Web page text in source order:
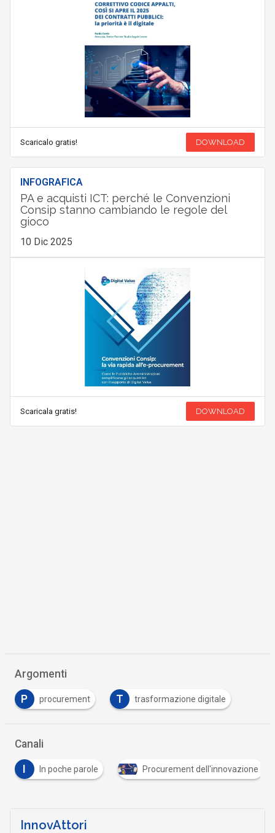
Scaricalo gratis! DOWNLOAD
INFOGRAFICA
PA e acquisti ICT: perché le Convenzioni
Consip stanno cambiando le regole del
gioco
10 Dic 2025
Scaricala gratis! DOWNLOAD
Argomenti
P procurement T trasformazione digitale
Canali
In poche parole Procurement dell'innovazione
InnovAttori